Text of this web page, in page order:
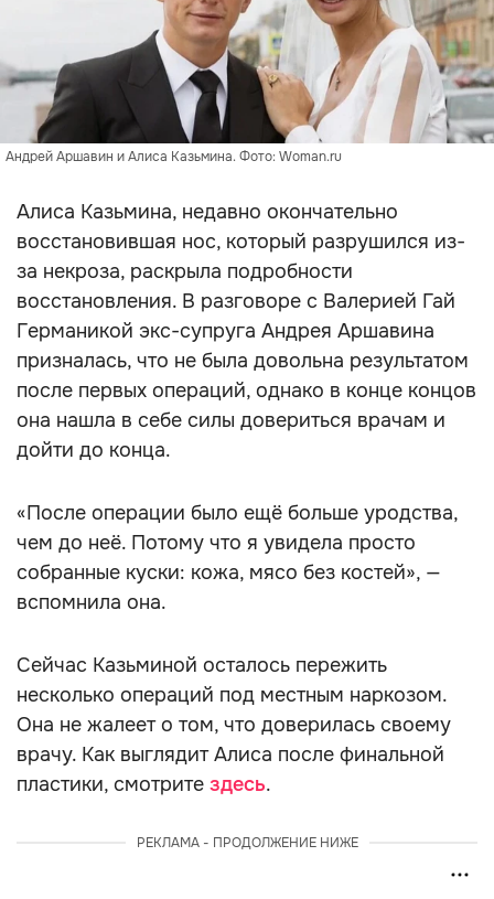
Андрей Аршавин и Алиса Казьмина. Фото: Woman.ru
Алиса Казьмина, недавно окончательно
восстановившая нос, который разрушился из-
за некроза, раскрыла подробности
восстановления. В разговоре с Валерией Гай
Германикой экс-супруга Андрея Аршавина
призналась, что не была довольна результатом
после первых операций, однако в конце концов
она нашла в себе силы довериться врачам и
дойти до конца.
«После операции было ещё больше уродства,
чем до неё. Потому что я увидела просто
собранные куски: кожа, мясо без костей», —
вспомнила она.
Сейчас Казьминой осталось пережить
несколько операций под местным наркозом.
Она не жалеет о том, что доверилась своему
врачу. Как выглядит Алиса после финальной
пластики, смотрите здесь.
РЕКЛАМА - ПРОДОЛЖЕНИЕ НИЖЕ